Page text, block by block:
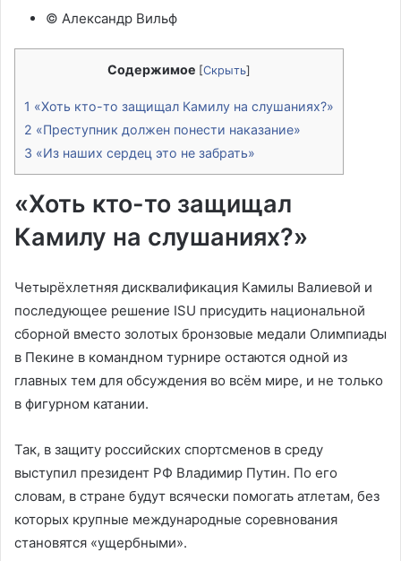
© Александр Вильф
Содержимое [Скрыть]
1 «Хоть кто-то защищал Камилу на слушаниях?»
2 «Преступник должен понести наказание»
3 «Из наших сердец это не забрать»
«Хоть кто-то защищал
Камилу на слушаниях?»
Четырёхлетняя дисквалификация Камилы Валиевой и
последующее решение ISU присудить национальной
сборной вместо золотых бронзовые медали Олимпиады
в Пекине в командном турнире остаются одной из
главных тем для обсуждения во всём мире, и не только
в фигурном катании.
Так, в защиту российских спортсменов в среду
выступил президент РФ Владимир Путин. По его
словам, в стране будут всячески помогать атлетам, без
которых крупные международные соревнования
становятся «ущербными».